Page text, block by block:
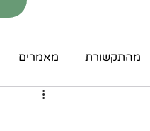
מהתקשורת מאמרים